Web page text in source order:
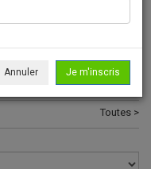
TA >
Toutes >
Annuler Je m'inscris